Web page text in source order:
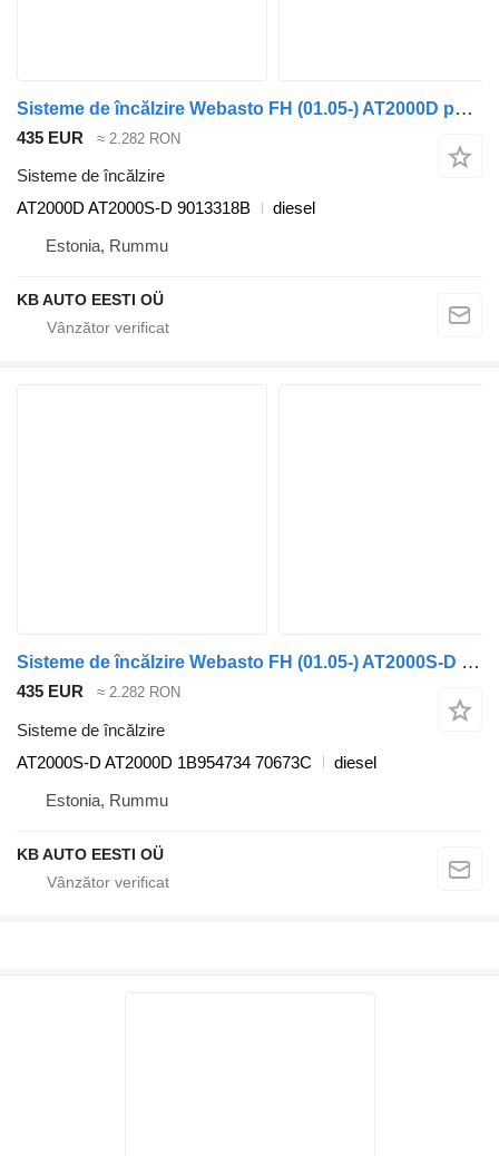
Sisteme de încălzire Webasto FH (01.05-) AT2000D pentru camion Volvo FH12, FH16, NH12, FH, VNL780 (1993-2014)
435 EUR ≈ 2.282 RON
Sisteme de încălzire
AT2000D AT2000S-D 9013318B
diesel
Estonia, Rummu
KB AUTO EESTI OÜ
Sisteme de încălzire Webasto FH (01.05-) AT2000S-D pentru camion Volvo FH12, FH16, NH12, FH, VNL780 (1993-2014)
435 EUR ≈ 2.282 RON
Sisteme de încălzire
AT2000S-D AT2000D 1B954734 70673C
diesel
Estonia, Rummu
KB AUTO EESTI OÜ